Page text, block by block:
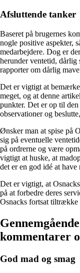
Afsluttende tanker
Baseret på brugernes
nogle positive aspekter,
medarbejdere. Dog er
herunder ventetid, dårlig
rapporter om dårlig
Det er vigtigt at
meget, og at denne
punkter. Det er op til
observationer og
Ønsker man at spise på
sig på eventuelle
på ordrerne og være
vigtigt at huske, at
det er en god idé at
Det er vigtigt, at
på at forbedre deres
Osnacks fortsat tiltrække
kommentarer
God mad og smag